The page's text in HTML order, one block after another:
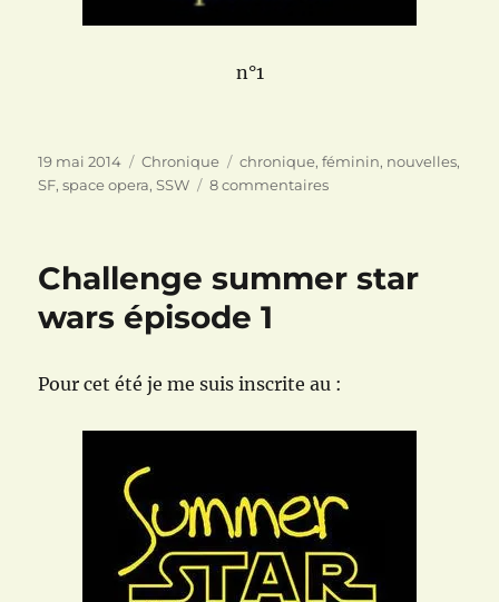
n°1
Publié
le
19 mai 2014 Catégories
Chronique Étiquettes
chronique,féminin, nouvelles,
SF,space opera,SSW 8 commentairessur
de
Challenge summer star
wars épisode 1
Pour cet été je me suis inscrite au :